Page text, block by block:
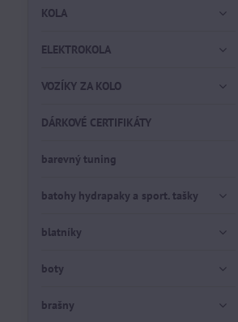
KOLA
ELEKTROKOLA
VOZÍKY ZA KOLO
DÁRKOVÉ CERTIFIKÁTY
barevný tuning
batohy hydrapaky a sport. tašky
blatníky
boty
brašny